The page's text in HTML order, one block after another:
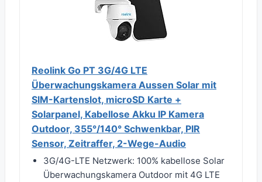
Reolink Go PT 3G/4G LTE
Überwachungskamera Aussen Solar mit
SIM-Kartenslot, microSD Karte +
Solarpanel, Kabellose Akku IP Kamera
Outdoor, 355°/140° Schwenkbar, PIR
Sensor, Zeitraffer, 2-Wege-Audio
3G/4G-LTE Netzwerk: 100% kabellose Solar
Überwachungskamera Outdoor mit 4G LTE